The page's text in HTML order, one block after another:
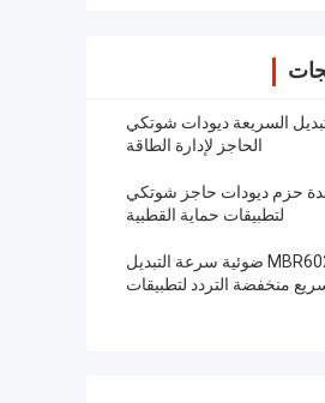
السريعة ديودات شوتكي
الحاجز لإدارة الطاقة
حزم ديودات حاجز شوتكي
لتطبيقات حماية القطبية
MBR60200PT ضوئية سرعة التبديل
منخفضة التردد لتطبيقات